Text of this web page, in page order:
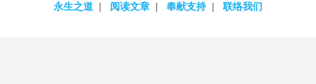
永生之道
阅读文章 奉献支持 联络我们